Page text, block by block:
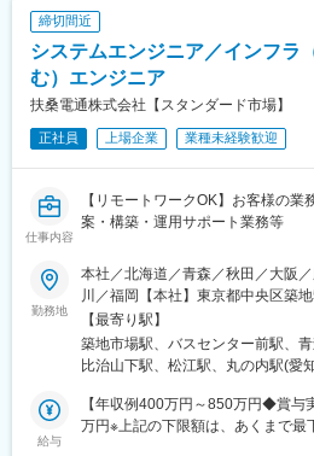
が普及始めております。このよう
り地域の農業への貢献、日本の食
様のお手伝いをすることができま
糧自給率の向上にかかわることがで
当社は中途入社者の割合が多く、
しています。
入社後は2～3年かけて先輩社員に
一人前になるまでOJT研修はもち
修会に参加いただくこともござい
■扱う機械：
季節ごとに扱う機械は異なり、農
■当社について：
締切間近
システムエンジニア／インフラ
む）エンジニア
扶桑電通株式会社【スタンダード市場】
正社員 上場企業 業種未経験歓迎
仕事内容
【リモートワークOK】お客様の
案・構築・運用サポート業務等
勤務地
本社／北海道／青森／秋田／大阪
川／福岡【本社】東京都中央区築
ビル 【北海道支社】北海道札幌市
ストスクエア【青森営業所】青森
スクエアビル 【秋田営業所】秋田
ンライズビル 【中国支店】広島県
ーストビル【松江営業所】島根県
【最寄り駅】
築地市場駅、バスセンター前駅、
比治山下駅、松江駅、丸の内駅(愛
栗林公園北口駅、祇園駅(福岡県)
(大阪府)、比治山橋駅
給与
【年収例400万円～850万円◆賞与
万円※上記の下限額は、あくまで最